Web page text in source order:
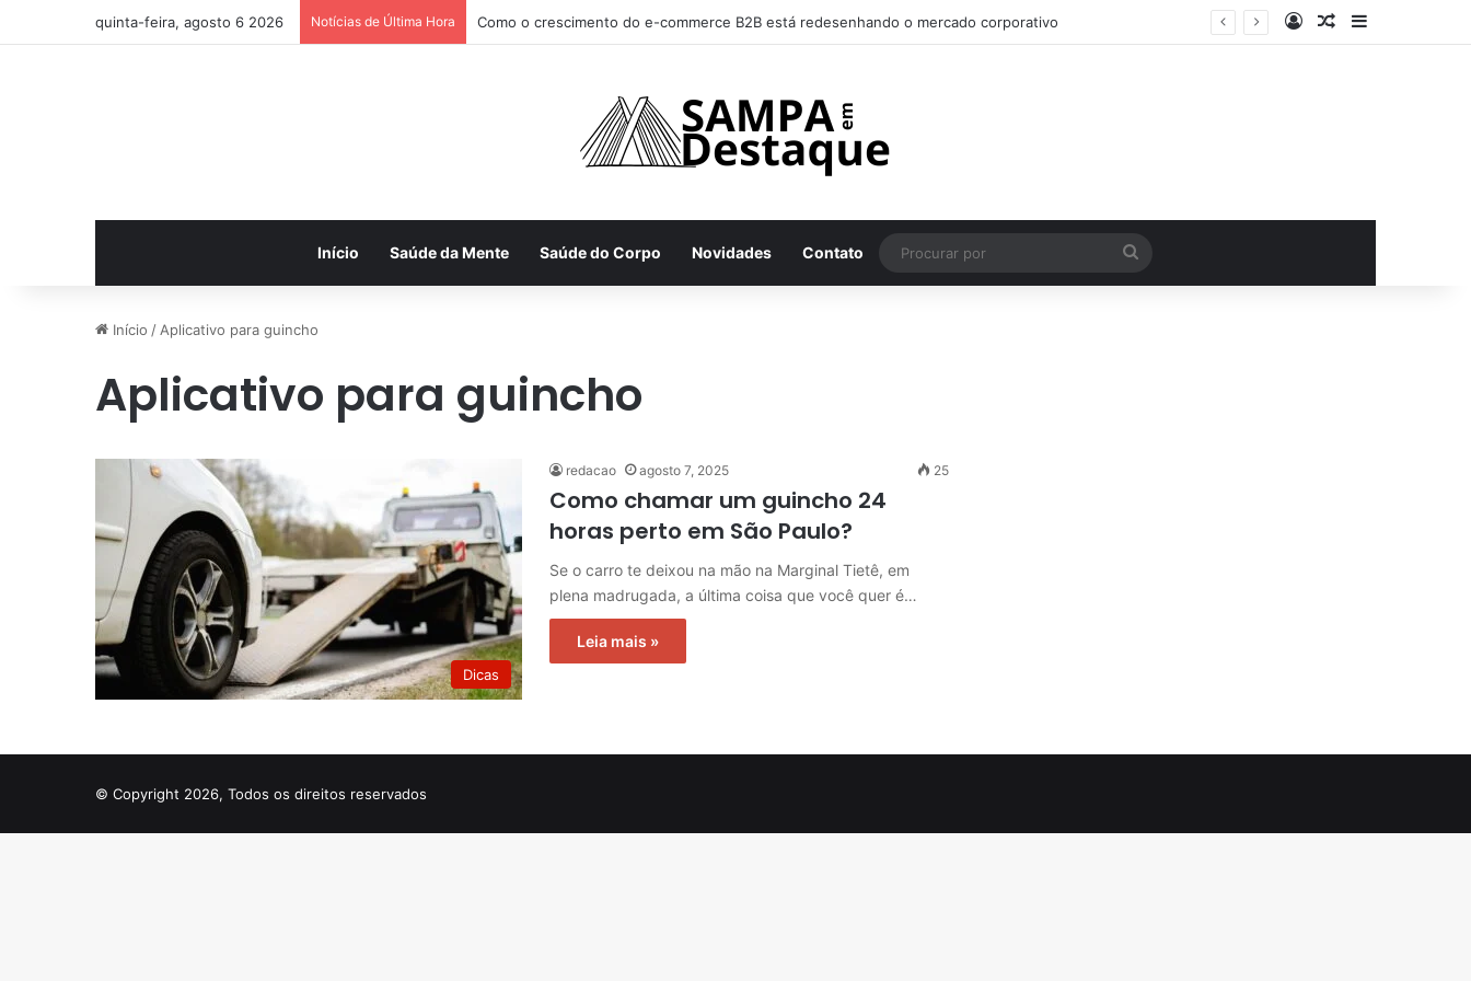
quinta-feira, agosto 6 2026 Notícias de Última Hora Como o crescimento do e-commerce B2B está redesenhando o mercado corporativo EntrarArtigo aleatório
Barra Lateral
Início Saúde da Mente Saúde do Corpo Novidades Contato
por
Início / Aplicativo para guincho
Aplicativo para guincho
Dicas
redacao agosto 7, 2025 25
Como chamar um guincho 24
horas perto em São Paulo?
Se o carro te deixou na mão na Marginal Tietê, em
plena madrugada, a última coisa que você quer é…
Leia mais »
© Copyright 2026, Todos os direitos reservados